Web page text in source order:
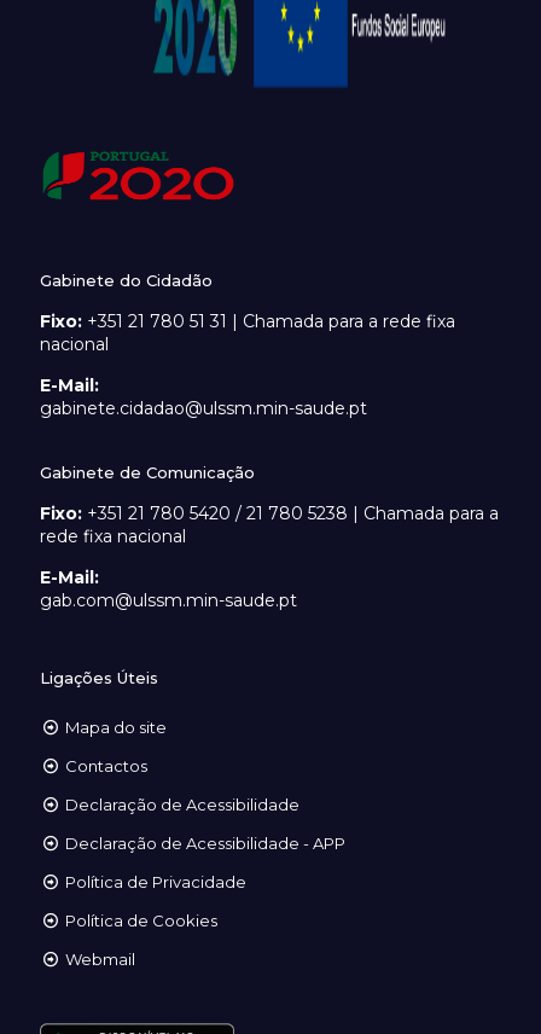
Gabinete do Cidadão
Fixo: +351 21 780 51 31 | Chamada para a rede fixa
nacional
E-Mail:
gabinete.cidadao@ulssm.min-saude.pt
Gabinete de Comunicação
Fixo: +351 21 780 5420 / 21 780 5238 | Chamada para a
rede fixa nacional
E-Mail:
gab.com@ulssm.min-saude.pt
Ligações Úteis
Mapa do site
Contactos
Declaração de Acessibilidade
Declaração de Acessibilidade - APP
Política de Privacidade
Política de Cookies
Webmail